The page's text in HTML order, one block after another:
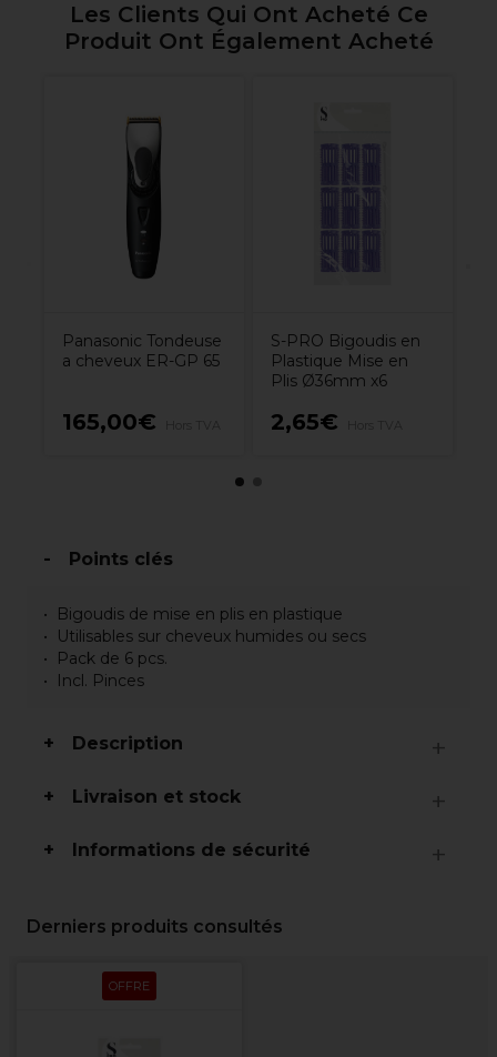
Les Clients Qui Ont Acheté Ce
Produit Ont Également Acheté
Panasonic Tondeuse
a cheveux ER-GP 65
165,00€
S-PRO Bigoudis en
Plastique Mise en
Plis Ø36mm x6
2,65€
Points clés
Bigoudis de mise en plis en plastique
Utilisables sur cheveux humides ou secs
Pack de 6 pcs.
Incl. Pinces
Description
Livraison et stock
Informations de sécurité
Derniers produits consultés
OFFRE